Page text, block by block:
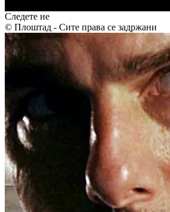
Следете не
© Плоштад - Сите права се задржани